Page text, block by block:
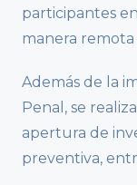
participantes
manera
Además de la
Penal, se
apertura de
preventiva,